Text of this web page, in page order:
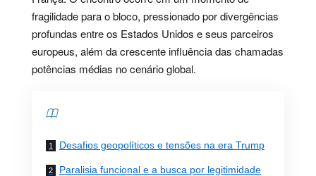
fragilidade para o bloco, pressionado por divergências
profundas entre os Estados Unidos e seus parceiros
europeus, além da crescente influência das chamadas
potências médias no cenário global.
Desafios geopolíticos e tensões na era Trump
Paralisia funcional e a busca por legitimidade